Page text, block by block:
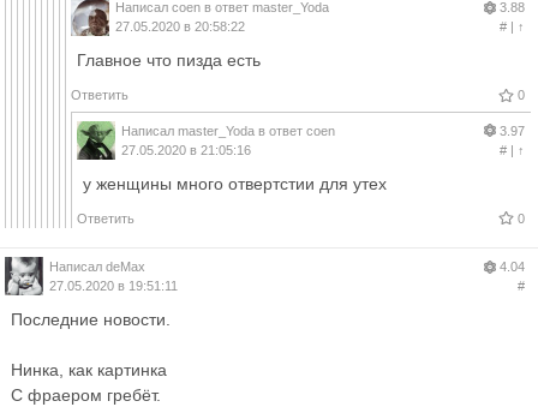
Написал coen в ответ master_Yoda
27.05.2020 в 20:58:22
3.88
#| ↑
Главное что пизда есть
Ответить 0
Написал master_Yoda в ответ coen
27.05.2020 в 21:05:16
3.97
#| ↑
у женщины много отвертстии для утех
Ответить 0
Написал deMax
27.05.2020 в 19:51:11
4.04
#
Последние новости.
Нинка, как картинка
С фраером гребёт.